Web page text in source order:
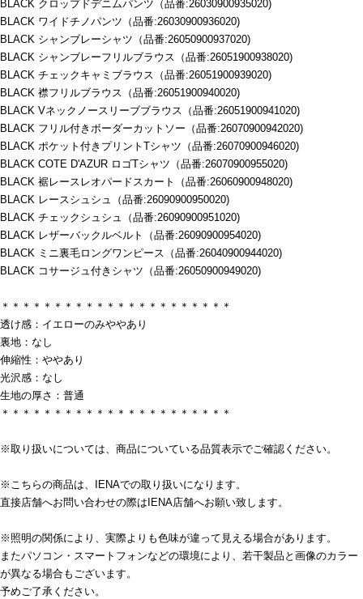
BLACK クロップドデニムパンツ（品番:26030900935020)
BLACK ワイドチノパンツ（品番:26030900936020)
BLACK シャンブレーシャツ（品番:26050900937020)
BLACK シャンブレーフリルブラウス（品番:26051900938020)
BLACK チェックキャミブラウス（品番:26051900939020)
BLACK 襟フリルブラウス（品番:26051900940020)
BLACK Vネックノースリーブブラウス（品番:26051900941020)
BLACK フリル付きボーダーカットソー（品番:26070900942020)
BLACK ポケット付きプリントTシャツ（品番:26070900946020)
BLACK COTE D'AZUR ロゴTシャツ（品番:26070900955020)
BLACK 裾レースレオパードスカート（品番:26060900948020)
BLACK レースシュシュ（品番:26090900950020)
BLACK チェックシュシュ（品番:26090900951020)
BLACK レザーバックルベルト（品番:26090900954020)
BLACK ミニ裏毛ロングワンピース（品番:26040900944020)
BLACK コサージュ付きシャツ（品番:26050900949020)
＊＊＊＊＊＊＊＊＊＊＊＊＊＊＊＊＊＊＊＊＊＊
透け感：イエローのみややあり
裏地：なし
伸縮性：ややあり
光沢感：なし
生地の厚さ：普通
＊＊＊＊＊＊＊＊＊＊＊＊＊＊＊＊＊＊＊＊＊＊
※取り扱いについては、商品についている品質表示でご確認ください。
※こちらの商品は、IENAでの取り扱いになります。
直接店舗へお問い合わせの際はIENA店舗へお願い致します。
※照明の関係により、実際よりも色味が違って見える場合があります。
またパソコン・スマートフォンなどの環境により、若干製品と画像のカラー
が異なる場合もございます。
予めご了承ください。